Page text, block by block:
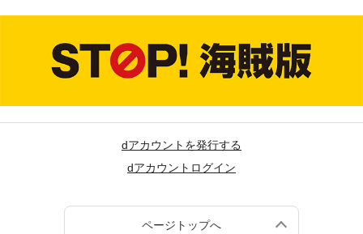
dアカウントを発行する
dアカウントログイン
ページトップへ